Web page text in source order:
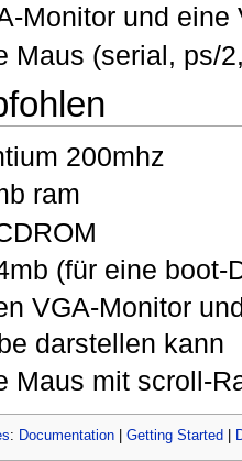
Monitor und eine
Maus (serial, ps/
200mhz
ram
(für eine
VGA-Monitor
darstellen kann
Maus mit scroll-
: Documentation| Getting Started